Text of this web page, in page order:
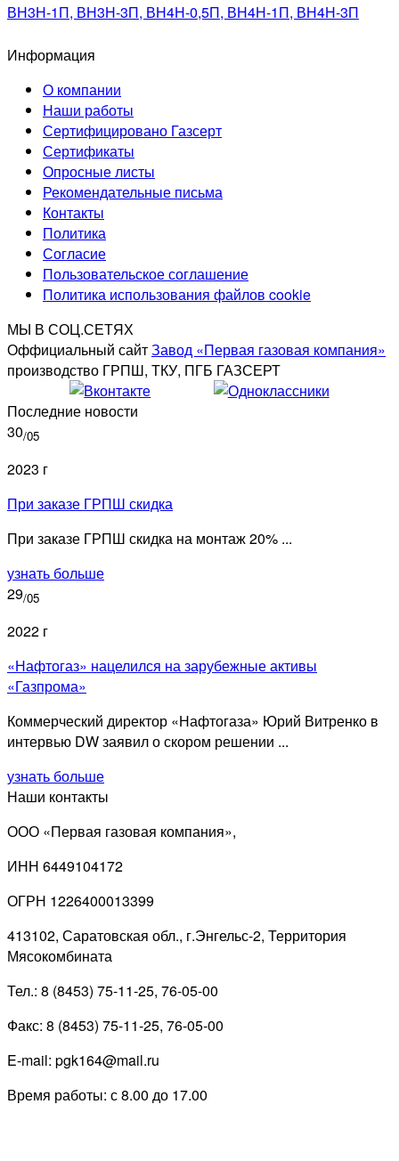
ВН3Н-1П, ВН3Н-3П, ВН4Н-0,5П, ВН4Н-1П, ВН4Н-3П
Информация
О компании
Наши работы
Сертифицировано Газсерт
Сертификаты
Опросные листы
Рекомендательные письма
Контакты
Политика
Согласие
Пользовательское соглашение
Политика использования файлов cookie
МЫ В СОЦ.СЕТЯХ
Оффициальный сайтЗавод «Первая газовая компания»
производство ГРПШ, ТКУ, ПГБ ГАЗСЕРТ
Последние новости
30/05
2023 г
При заказе ГРПШ скидка
При заказе ГРПШ скидка на монтаж 20% ...
узнать больше
29/05
2022 г
«Нафтогаз» нацелился на зарубежные активы
«Газпрома»
Коммерческий директор «Нафтогаза» Юрий Витренко в
интервью DW заявил о скором решении ...
узнать больше
Наши контакты
ООО «Первая газовая компания»,
ИНН 6449104172
ОГРН 1226400013399
413102, Саратовская обл., г.Энгельс-2, Территория
Мясокомбината
Тел.: 8 (8453) 75-11-25, 76-05-00
Факс: 8 (8453) 75-11-25, 76-05-00
E-mail: pgk164@mail.ru
Время работы: с 8.00 до 17.00